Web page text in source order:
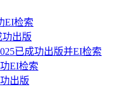
EI检索
功出版
已成功出版并EI检索
EI检索
出版